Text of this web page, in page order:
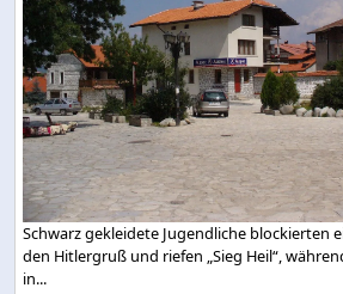
Schwarz gekleidete Jugendliche blockierten
den Hitlergruß und riefen „Sieg Heil“,
in...